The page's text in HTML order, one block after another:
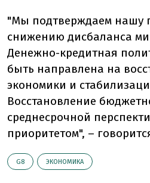
"Мы подтверждаем нашу
снижению дисбаланса
Денежно-кредитная
быть направлена на
экономики и
Восстановление
среднесрочной
приоритетом", –
G8 ЭКОНОМИКА